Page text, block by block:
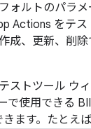
ォルトのパラ
Actions をテ
成、更新、削
ストツール ウ
で使用できる
ます。たとえば